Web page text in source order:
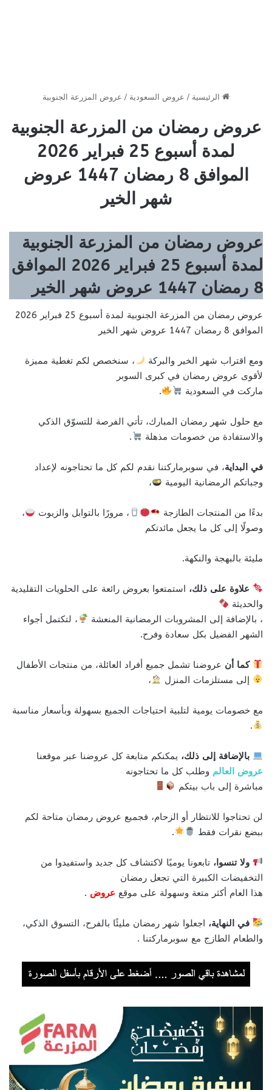
الرئيسية / عروض السعودية / عروض المزرعة الجنوبية
عروض رمضان من المزرعة الجنوبية
لمدة أسبوع 25 فبراير 2026
الموافق 8 رمضان 1447 عروض
شهر الخير
عروض رمضان من المزرعة الجنوبية
لمدة أسبوع 25 فبراير 2026 الموافق
8 رمضان 1447 عروض شهر الخير
عروض رمضان من المزرعة الجنوبية لمدة أسبوع 25 فبراير 2026
الموافق 8 رمضان 1447 عروض شهر الخير
ومع اقتراب شهر الخير والبركة
، سنخصص لكم تغطية مميزة
لأقوى عروض رمضان في كبرى السوبر
ماركت في السعودية
.
مع حلول شهر رمضان المبارك، تأتي الفرصة للتسوّق الذكي
والاستفادة من خصومات مذهلة
.
في البداية، في سوبرماركتنا نقدم لكم كل ما تحتاجونه لإعداد
وجباتكم الرمضانية اليومية
،
بدءًا من المنتجات الطازجة ، مرورًا بالتوابل والزيوت
،
وصولًا إلى كل ما يجعل مائدتكم
مليئة بالبهجة والنكهة.
علاوة على ذلك، استمتعوا بعروض رائعة على الحلويات التقليدية
والحديثة
، بالإضافة إلى المشروبات الرمضانية المنعشة
، لتكتمل أجواء
الشهر الفضيل بكل سعادة وفرح.
كما أن عروضنا تشمل جميع أفراد العائلة، من منتجات الأطفال
إلى مستلزمات المنزل
،
مع خصومات يومية لتلبية احتياجات الجميع بسهولة وبأسعار مناسبة
.
بالإضافة إلى ذلك، يمكنكم متابعة كل عروضنا عبر موقعنا
عروض العالم وطلب كل ما تحتاجونه
مباشرة إلى باب بيتكم
لن تحتاجوا للانتظار أو الزحام، فجميع عروض رمضان متاحة لكم
ببضع نقرات فقط
.
ولا تنسوا، تابعونا يوميًا لاكتشاف كل جديد واستفيدوا من
التخفيضات الكبيرة التي تجعل رمضان
هذا العام أكثر متعة وسهولة على موقع عروض .
في النهاية، اجعلوا شهر رمضان مليئًا بالفرح، التسوق الذكي،
والطعام الطازج مع سوبرماركتنا .